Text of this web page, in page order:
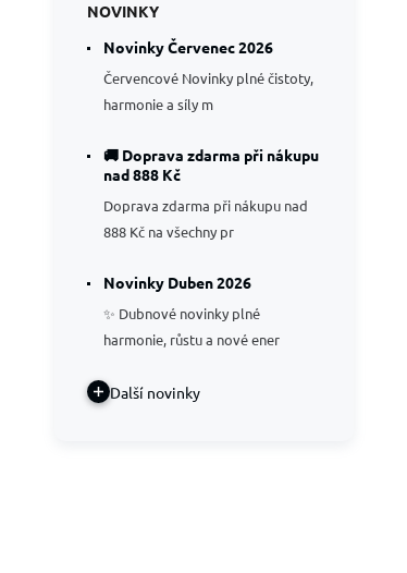
NOVINKY
Novinky Červenec 2026
Červencové Novinky plné čistoty,
harmonie a síly m
🚚 Doprava zdarma při nákupu
nad 888 Kč
Doprava zdarma při nákupu nad
888 Kč na všechny pr
Novinky Duben 2026
✨ Dubnové novinky plné
harmonie, růstu a nové ener
Další novinky